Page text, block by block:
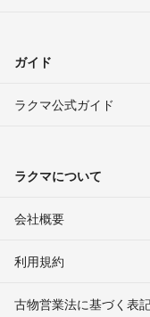
ガイド
ラクマ公式ガイド
ラクマについて
会社概要
利用規約
古物営業法に基づく表